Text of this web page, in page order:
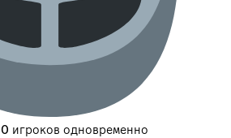
игроков одновременно